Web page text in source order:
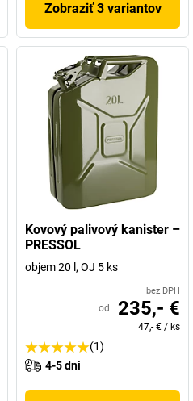
Zobraziť 3 variantov
Kovový palivový kanister –
PRESSOL
objem 20 l, OJ 5 ks
bez DPH
od 235,- €
47,- € / ks
(1)
4-5 dni